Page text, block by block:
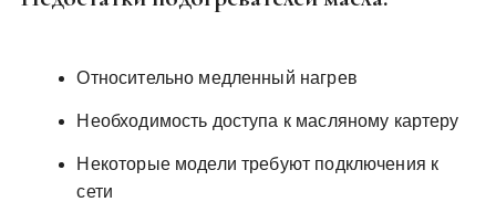
Относительно медленный нагрев
Необходимость доступа к масляному картеру
Некоторые модели требуют подключения к
сети